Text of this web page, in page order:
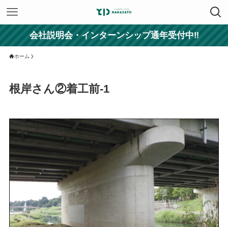
会社説明会・インターンシップ通年受付中‼
ホーム
根岸さん②着工前-1